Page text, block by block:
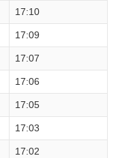
17:10
17:09
17:07
17:06
17:05
17:03
17:02